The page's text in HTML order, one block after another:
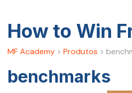
How to Win
MF Academy > Produtos >
benchmarks